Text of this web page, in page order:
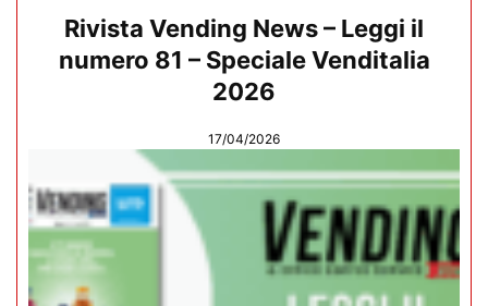
Rivista Vending News – Leggi il
numero 81 – Speciale Venditalia
2026
17/04/2026